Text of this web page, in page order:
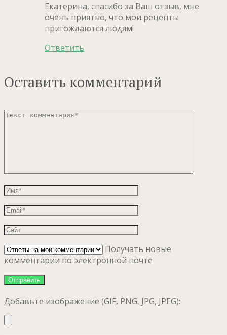
Екатерина, спасибо за Ваш отзыв, мне
очень приятно, что мои рецепты
пригождаются людям!
Ответить
Оставить комментарий
Получать новые
комментарии по электронной почте
Добавьте изображение (GIF, PNG, JPG, JPEG):